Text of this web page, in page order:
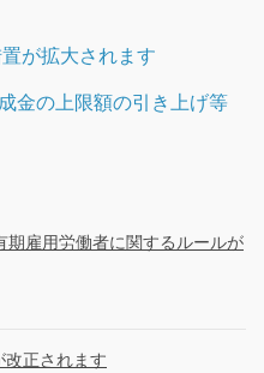
が拡大されます
金の上限額の引き上げ等
雇用労働者に関するルールが
正されます